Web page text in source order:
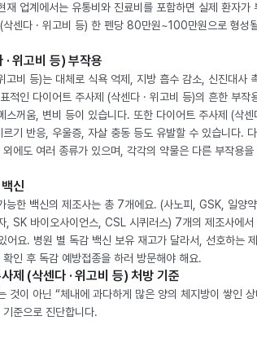
재 업계에서는 유통비와 진료비를 포함하면 실제 환자가
삭센다 · 위고비 등) 한 펜당 80만원~100만원으로 형성
위고비 등) 부작용
고비 등)는 대체로 식욕 억제, 지방 흡수 감소, 신진대사
적인 다이어트 주사제 (삭센다 · 위고비 등)의 흔한 부작
꺼움, 변비 등이 있습니다. 또한 다이어트 주사제 (삭센
기 반응, 우울증, 자살 충동 등도 유발할 수 있습니다.
외에도 여러 종류가 있으며, 각각의 약물은 다른 부작용을
신
능한 백신의 제조사는 총 7개에요. (사노피, GSK, 일양
, SK 바이오사이언스, CSL 시퀴러스) 7개의 제조사에서
어요. 병원 별 독감 백신 보유 재고가 달라서, 선호하는
인 후 독감 예방접종을 하러 방문해야 해요.
제 (삭센다 · 위고비 등) 처방 기준
것이 아닌 “체내에 과다하게 많은 양의 체지방이 쌓인
준으로 진단합니다.